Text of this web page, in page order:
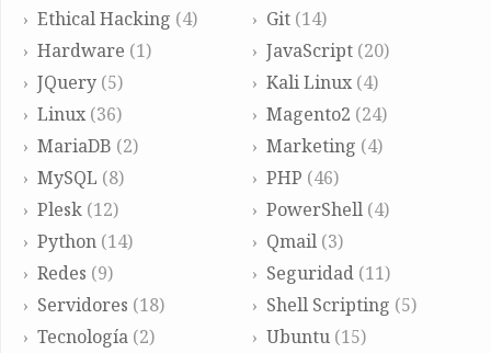
Ethical Hacking (4) Git(14)
Hardware (1) JavaScript(20)
JQuery (5) Kali Linux(4)
Linux (36) Magento2 (24)
MariaDB (2) Marketing (4)
MySQL (8) PHP (46)
Plesk (12) PowerShell(4)
Python (14) Qmail(3)
Redes (9) Seguridad(11)
Servidores (18) Shell Scripting (5)
Tecnología (2) Ubuntu(15)